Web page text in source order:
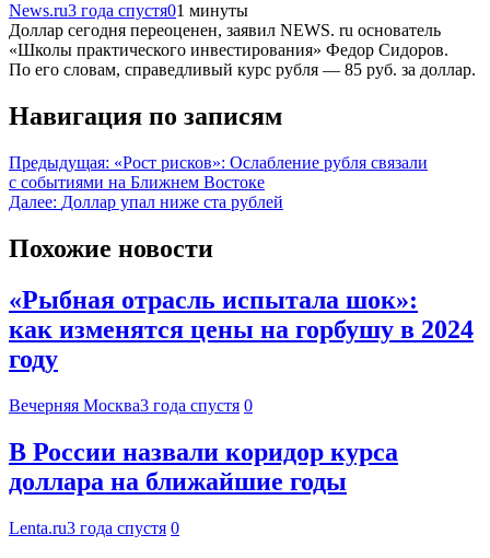
News.ru3 года спустя01 минуты
Доллар сегодня переоценен, заявил NEWS. ru основатель
«Школы практического инвестирования» Федор Сидоров.
По его словам, справедливый курс рубля — 85 руб. за доллар.
Навигация по записям
Предыдущая: «Рост рисков»: Ослабление рубля связали
с событиями на Ближнем Востоке
Далее: Доллар упал ниже ста рублей
Похожие новости
«Рыбная отрасль испытала шок»:
как изменятся цены на горбушу в 2024
году
Вечерняя Москва3 года спустя 0
В России назвали коридор курса
доллара на ближайшие годы
Lenta.ru3 года спустя 0